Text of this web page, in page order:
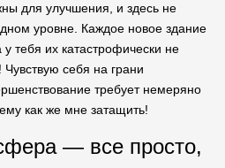
для улучшения, и здесь не
уровне. Каждое новое здание
тебя их катастрофически не
Чувствую себя на грани
требует немеряно
как же мне затащить!
— все просто,